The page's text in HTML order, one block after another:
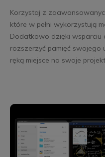
Korzystaj z
które w pełni wykorzystują
Dodatkowo dzięki wsparciu
rozszerzyć pamięć swojego
ręką miejsce na swoje